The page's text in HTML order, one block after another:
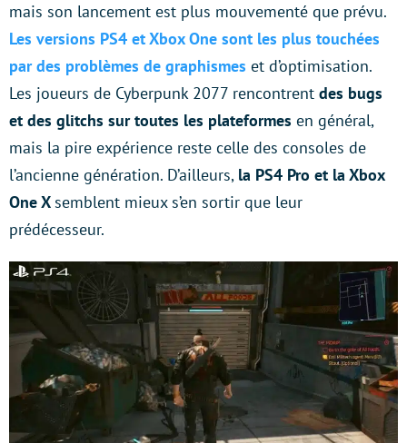
mais son lancement est plus mouvementé que prévu.
Les versions PS4 et Xbox One sont les plus touchées
par des problèmes de graphismes et d’optimisation.
Les joueurs de Cyberpunk 2077 rencontrent des bugs
et des glitchs sur toutes les plateformes en général,
mais la pire expérience reste celle des consoles de
l’ancienne génération. D’ailleurs, la PS4 Pro et la Xbox
One Xsemblent mieux s’en sortir que leur
prédécesseur.